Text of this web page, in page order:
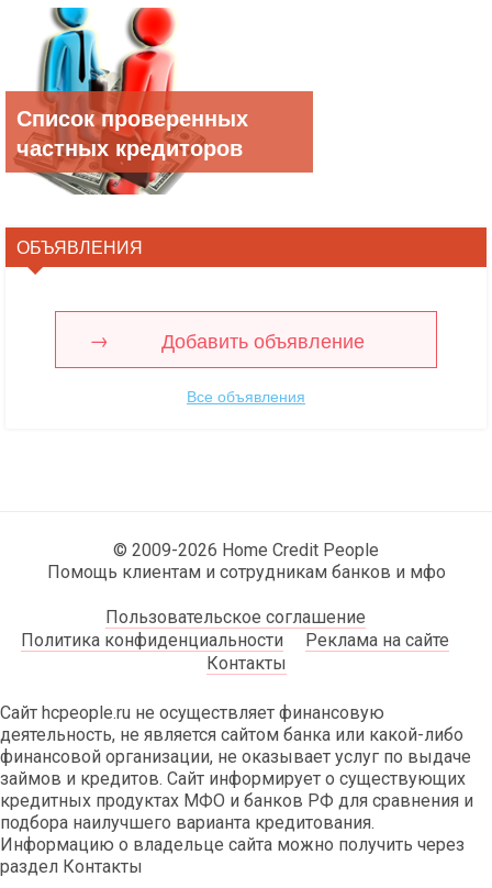
Список проверенных
частных кредиторов
ОБЪЯВЛЕНИЯ
Добавить объявление
Все объявления
© 2009-2026 Home Credit People
Помощь клиентам и сотрудникам банков и мфо
Пользовательское соглашение
Политика конфиденциальности
Реклама на сайте
Контакты
Сайт hcpeople.ru не осуществляет финансовую
деятельность, не является сайтом банка или какой-либо
финансовой организации, не оказывает услуг по выдаче
займов и кредитов. Сайт информирует о существующих
кредитных продуктах МФО и банков РФ для сравнения и
подбора наилучшего варианта кредитования.
Информацию о владельце сайта можно получить через
раздел Контакты